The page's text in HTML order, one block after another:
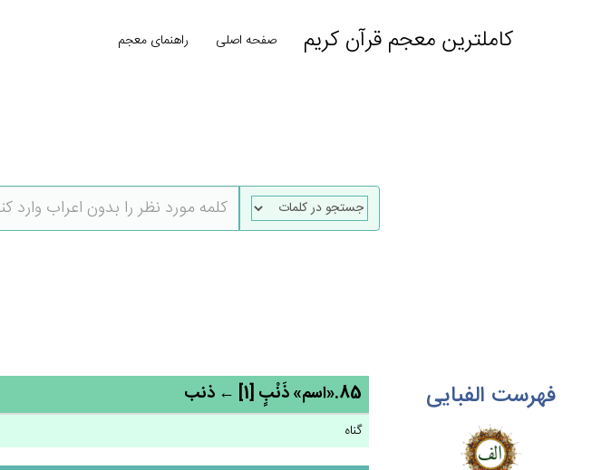
کاملترین معجم قرآن کریم صفحه اصلی راهنمای معجم
فهرست الفبایی 85.«اسم» ذَنْب‌ٍ [1] ← ذنب
گناه